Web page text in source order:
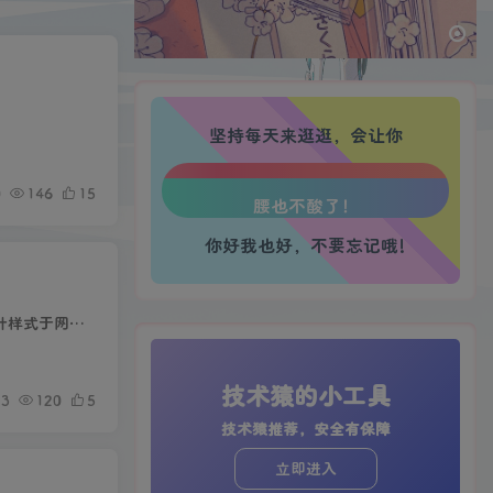
146 15
使用此插件可一键自定义Wordpress前端鼠标指针样式。利用该插件，站长可以快速实现替换多种鼠标指针样式于网站前端。
3 120 5
坚持每天来逛逛，会让你
生活也美好了！
心情也舒畅了！
走路也有劲了！
腿也不痛了！
腰也不酸了！
你好我也好，不要忘记哦!
技术猿的小工具
技术猿推荐，安全有保障
立即进入